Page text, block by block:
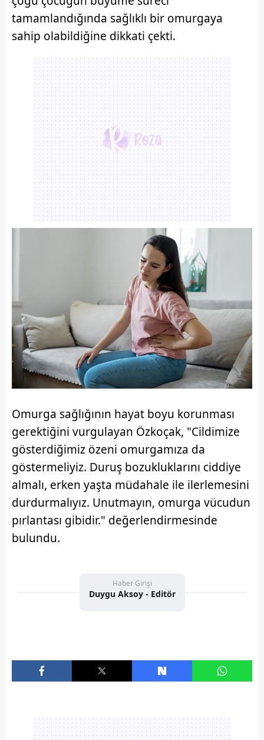
tamamlandığında sağlıklı bir omurgaya
sahip olabildiğine dikkati çekti.
Omurga sağlığının hayat boyu korunması
gerektiğini vurgulayan Özkoçak, "Cildimize
gösterdiğimiz özeni omurgamıza da
göstermeliyiz. Duruş bozukluklarını ciddiye
almalı, erken yaşta müdahale ile ilerlemesini
durdurmalıyız. Unutmayın, omurga vücudun
pırlantası gibidir." değerlendirmesinde
bulundu.
Haber Girişi
Duygu Aksoy - Editör